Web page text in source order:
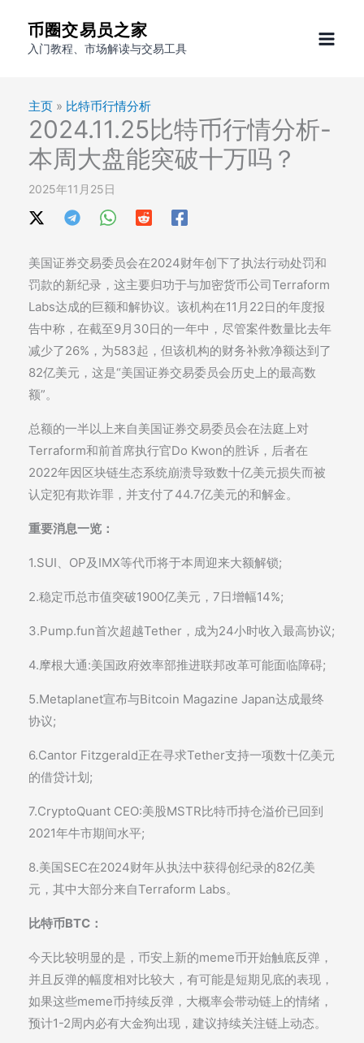
币圈交易员之家
入门教程、市场解读与交易工具
主页 » 比特币行情分析
2024.11.25比特币行情分析-
本周大盘能突破十万吗？
2025年11月25日
美国证券交易委员会在2024财年创下了执法行动处罚和
罚款的新纪录，这主要归功于与加密货币公司Terraform
Labs达成的巨额和解协议。该机构在11月22日的年度报
告中称，在截至9月30日的一年中，尽管案件数量比去年
减少了26%，为583起，但该机构的财务补救净额达到了
82亿美元，这是“美国证券交易委员会历史上的最高数
额”。
总额的一半以上来自美国证券交易委员会在法庭上对
Terraform和前首席执行官Do Kwon的胜诉，后者在
2022年因区块链生态系统崩溃导致数十亿美元损失而被
认定犯有欺诈罪，并支付了44.7亿美元的和解金。
重要消息一览：
1.SUI、OP及IMX等代币将于本周迎来大额解锁;
2.稳定币总市值突破1900亿美元，7日增幅14%;
3.Pump.fun首次超越Tether，成为24小时收入最高协议;
4.摩根大通:美国政府效率部推进联邦改革可能面临障碍;
5.Metaplanet宣布与Bitcoin Magazine Japan达成最终
协议;
6.Cantor Fitzgerald正在寻求Tether支持一项数十亿美元
的借贷计划;
7.CryptoQuant CEO:美股MSTR比特币持仓溢价已回到
2021年牛市期间水平;
8.美国SEC在2024财年从执法中获得创纪录的82亿美
元，其中大部分来自Terraform Labs。
比特币BTC：
今天比较明显的是，币安上新的meme币开始触底反弹，
并且反弹的幅度相对比较大，有可能是短期见底的表现，
如果这些meme币持续反弹，大概率会带动链上的情绪，
预计1-2周内必有大金狗出现，建议持续关注链上动态。